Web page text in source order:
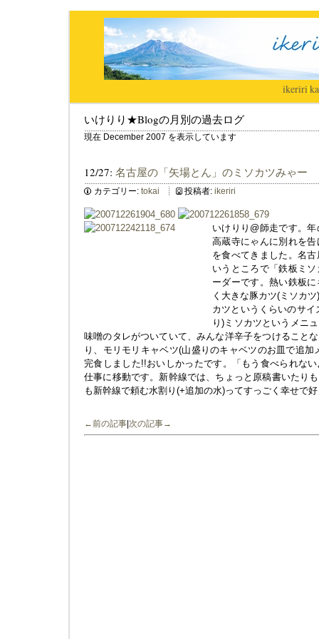
ikeriri|
いけりり★Blogの月別の過去ログ
現在 December 2007 を表示しています
12/27: 名古屋の「矢場とん」のミソカツみゃー
カテゴリー: tokai 投稿者: ikeriri
いけりり@師走です。
高蔵寺にゃんに別れを
を食べてきました。名
いうところで「鉄板ミ
ーダーです。熱い鉄板
く大きな豚カツ(ミソカ
カツというくらいのサ
り)ミソカツというメニ
味噌のタレがついていて、みんな洋辛子をつけること
り、モリモリキャベツ(山盛りのキャベツのお皿で追
完食しました!!おいしかったです。「もう食べられな
仕事に移動です。新幹線では、ちょっと原稿書いたり
も新幹線で頼む水割り(+追加の水)ってすっごく幸せで
←前の記事 次の記事→